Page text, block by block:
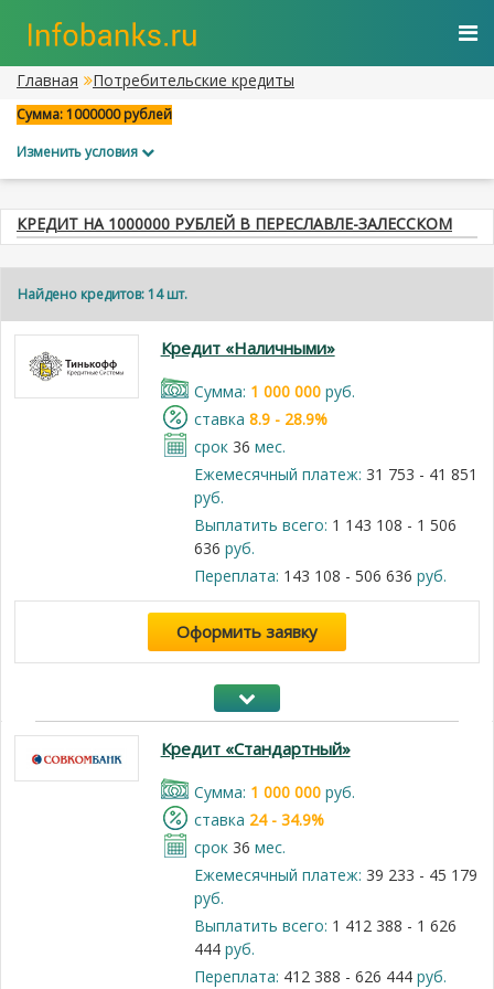
Главная Потребительские кредиты
КРЕДИТ НА 1000000 РУБЛЕЙ В ПЕРЕСЛАВЛЕ-ЗАЛЕССКОМ
Сумма: 1000000 рублей
Изменить условия
Найдено кредитов: 14 шт.
Кредит «Наличными»
Cумма: 1 000 000руб.
cтавка 8.9 - 28.9%
срок 36 мес.
Ежемесячный платеж: 31 753 - 41 851
руб.
Выплатить всего: 1 143 108 - 1 506
636 руб.
Переплата: 143 108 - 506 636 руб.
Оформить заявку
Кредит «Стандартный»
Cумма: 1 000 000руб.
cтавка 24 - 34.9%
срок 36 мес.
Ежемесячный платеж: 39 233 - 45 179
руб.
Выплатить всего: 1 412 388 - 1 626
444руб.
Переплата: 412 388 - 626 444руб.